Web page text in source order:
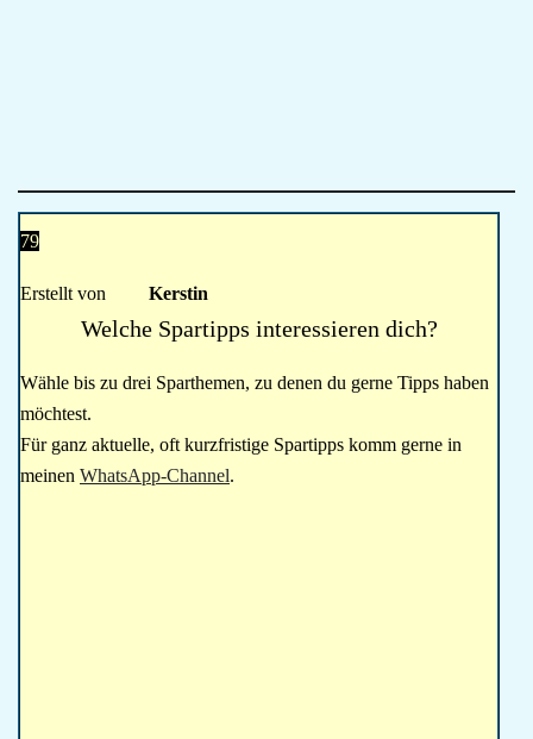
79
Erstellt von Kerstin
Welche Spartipps interessieren dich?
Wähle bis zu drei Sparthemen, zu denen du gerne Tipps haben
möchtest.
Für ganz aktuelle, oft kurzfristige Spartipps komm gerne in
meinen WhatsApp-Channel.